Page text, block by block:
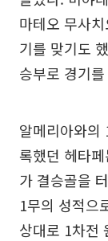
마테오 무사
기를 맞기도
승부로 경기
알메리아와의
록했던 헤타
가 결승골을
1무의 성적으
상대로 1차전